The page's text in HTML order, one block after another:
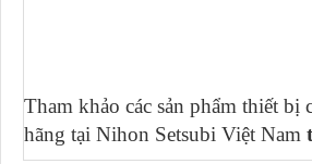
Tham khảo các sản phẩm thiết bị
hãng tại Nihon Setsubi Việt Nam